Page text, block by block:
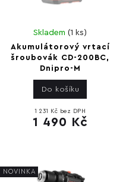
Akumulátorový vrtací
šroubovák CD-200BC,
Dnipro-M
Skladem(1 ks)
1 231 Kč bez DPH
1 490 Kč
Do košíku
NOVINKA